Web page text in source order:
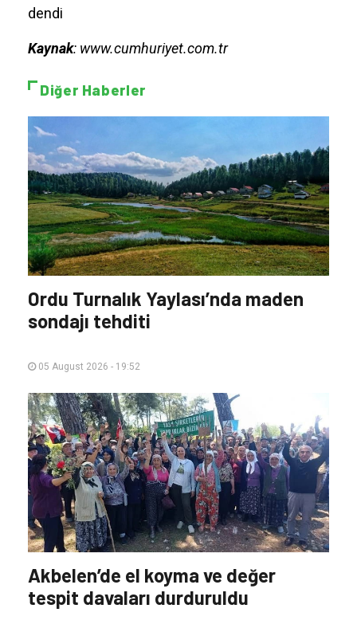
Kaz Dağları ve yöresi adeta cehennem haline
felaketine karşı sivil toplum örgütleri, emek ve
topyekûn seferberlik ilan edilmelidir. Aksi
takdirde ne ormanlarımız ne tarım alanlarımız ne
meralarımız ne de yaşam alanlarımız kalacak”
dendi
Kaynak: www.cumhuriyet.com.tr
Diğer Haberler
Ordu Turnalık Yaylası’nda maden
sondajı tehditi
05 August 2026 - 19:52